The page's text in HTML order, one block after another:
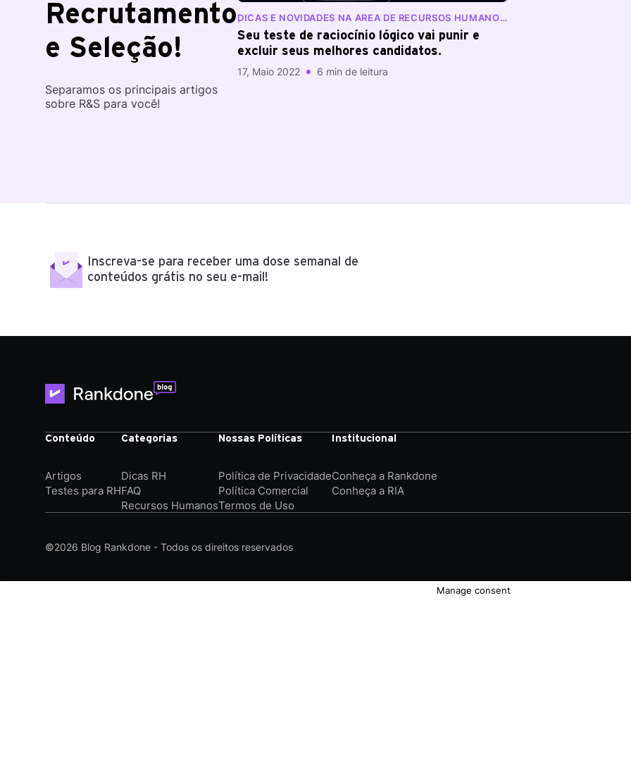
Recrutamento
e Seleção!
Separamos os principais artigos
sobre R&S para você!
DICAS E NOVIDADES NA ÁREA DE RECURSOS HUMANOS
Seu teste de raciocínio lógico vai punir e
excluir seus melhores candidatos.
17, Maio 2022 6 min de leitura
Inscreva-se para receber uma dose semanal de
conteúdos grátis no seu e-mail!
Conteúdo
Artigos
Testes para RH
Categorias
Dicas RH
FAQ
Recursos Humanos
Nossas Políticas
Política de Privacidade
Política Comercial
Termos de Uso
Institucional
Conheça a Rankdone
Conheça a RIA
©2026 Blog Rankdone - Todos os direitos reservados
Manage consent